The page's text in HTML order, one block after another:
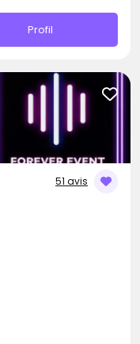
Profil
51 avis